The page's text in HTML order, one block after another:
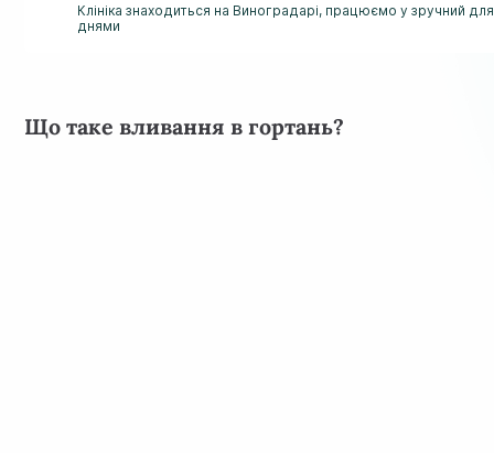
Клініка знаходиться на Виноградарі, працюємо у зручний
днями
Що таке вливання в гортань?